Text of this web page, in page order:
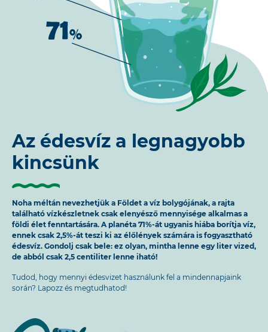
Az édesvíz a legnagyobb
kincsünk
Noha méltán nevezhetjük a Földet a víz bolygójának, a rajta
található vízkészletnek csak elenyésző mennyisége alkalmas a
földi élet fenntartására. A planéta 71%-át ugyanis hiába borítja víz,
ennek csak 2,5%-át teszi ki az élőlények számára is fogyasztható
édesvíz. Gondolj csak bele: ez olyan, mintha lenne egy liter vized,
de abból csak 2,5 centiliter lenne iható!
Tudod, hogy mennyi édesvizet használunk fel a mindennapjaink
során? Lapozz és megtudhatod!